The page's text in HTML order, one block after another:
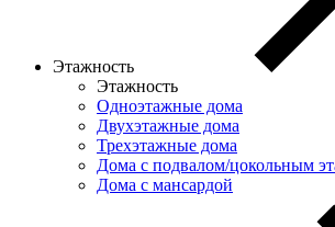
Этажность
Этажность
Одноэтажные дома
Двухэтажные дома
Трехэтажные дома
Дома с подвалом/цокольным
Дома с мансардой